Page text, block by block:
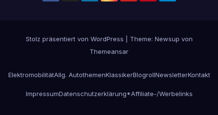
Stolz präsentiert von WordPress
Theme: Newsup von
Themeansar
ElektromobilitätAllg. AutothemenKlassikerBlogrollNewsletterKontakt
ImpressumDatenschutzerklärung*Affiliate-/Werbelinks